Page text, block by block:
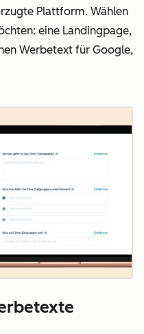
Plattform. Wählen
eine Landingpage,
Werbetext für Google,